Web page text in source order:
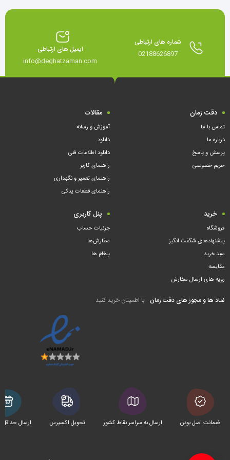
شماره های ارتباطی
02188626897
ایمیل های ارتباطی
info@deghatzaman.com
دقت زمان
تماس با ما
درباره ما
پرسش و پاسخ
حریم خصوصی
مقالات
آموزش و رسانه
دانلود
دانلود اطلاعات فنی
راهنمای کاربر
راهنمای تعمیر و نگهداری
راهنمای قطعات یدکی
خرید
فروشگاه
پیشنهادهای شگفت انگیز
سبد خرید
مقایسه
رویه های ارسال سفارش
پنل کاربری
جزئیات حساب
سفارش‌ها
پیغام ها
نماد ها و مجوز های دقت زمان با اطمینان خرید کنید
ضمانت اصل بودن ارسال به سراسر نقاط کشور تحویل اکسپرس ارسال